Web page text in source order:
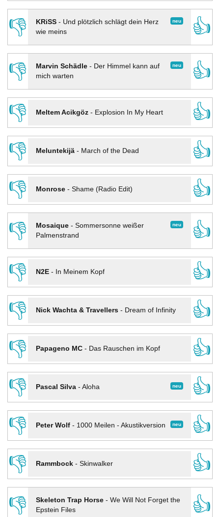
👎
neu
KRiSS- Und plötzlich schlägt dein Herz
wie meins
👍
👎 neu
Marvin Schädle- Der Himmel kann auf
mich warten
👍
👎
Meltem Acikgöz- Explosion In My Heart
👍
👎
Meluntekijä- March of the Dead
👍
👎
Monrose- Shame (Radio Edit)
👍
👎
neu
Mosaique- Sommersonne weißer
Palmenstrand
👍
👎
N2E- In Meinem Kopf
👍
👎
Nick Wachta & Travellers- Dream of Infinity
👍
👎
Papageno MC- Das Rauschen im Kopf
👍
👎
neu
Pascal Silva- Aloha
👍
👎
neu
Peter Wolf- 1000 Meilen - Akustikversion
👍
👎
Rammbock- Skinwalker
👍
👎
Skeleton Trap Horse- We Will Not Forget the
Epstein Files
👍